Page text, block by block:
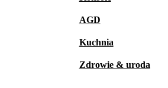
AGD
Kuchnia
Zdrowie & uroda